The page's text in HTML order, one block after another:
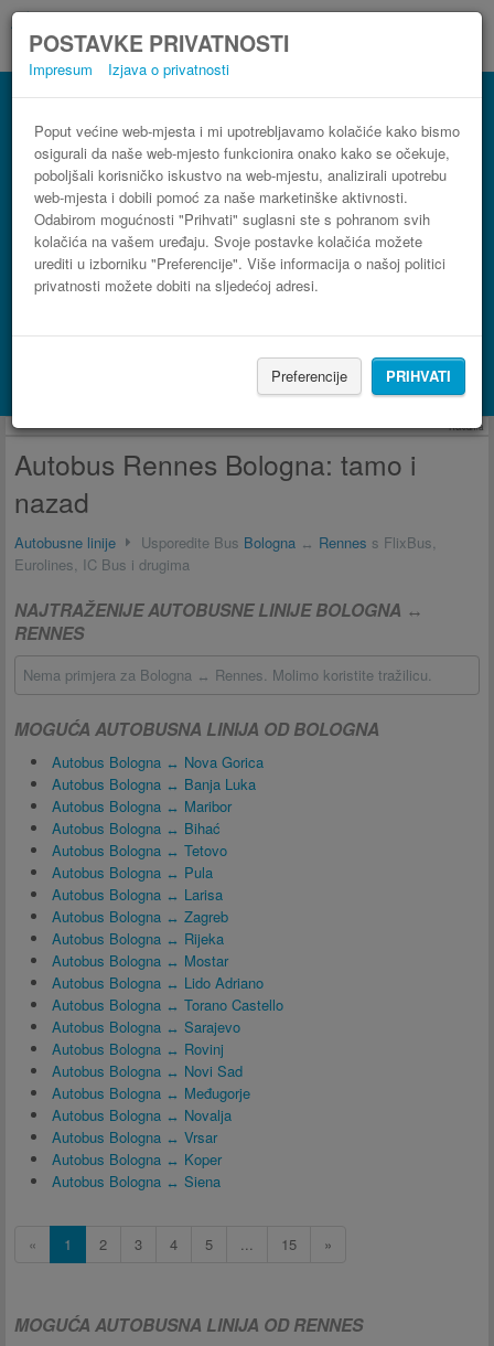
POSTAVKE PRIVATNOSTI
Impresum Izjava o privatnosti
Poput većine web-mjesta i mi upotrebljavamo kolačiće kako bismo
osigurali da naše web-mjesto funkcionira onako kako se očekuje,
poboljšali korisničko iskustvo na web-mjestu, analizirali upotrebu
web-mjesta i dobili pomoć za naše marketinške aktivnosti.
Odabirom mogućnosti "Prihvati" suglasni ste s pohranom svih
kolačića na vašem uređaju. Svoje postavke kolačića možete
urediti u izborniku "Preferencije". Više informacija o našoj politici
privatnosti možete dobiti na sljedećoj adresi.
Preferencije PRIHVATI
Autobus Bologna Rennes
3 koraka do najpovoljnije autobusne karte
Potraži smještaj s Booking.com
Reklama
Autobus Rennes Bologna: tamo i
nazad
Autobusne linije Usporedite Bus Bologna ↔ Rennes s FlixBus,
Eurolines, IC Bus i drugima
NAJTRAŽENIJE AUTOBUSNE LINIJE BOLOGNA ↔
RENNES
Nema primjera za Bologna ↔ Rennes. Molimo koristite tražilicu.
MOGUĆA AUTOBUSNA LINIJA OD BOLOGNA
Autobus Bologna ↔ Nova Gorica
Autobus Bologna ↔ Banja Luka
Autobus Bologna ↔ Maribor
Autobus Bologna ↔ Bihać
Autobus Bologna ↔ Tetovo
Autobus Bologna ↔ Pula
Autobus Bologna ↔ Larisa
Autobus Bologna ↔ Zagreb
Autobus Bologna ↔ Rijeka
Autobus Bologna ↔ Mostar
Autobus Bologna ↔ Lido Adriano
Autobus Bologna ↔ Torano Castello
Autobus Bologna ↔ Sarajevo
Autobus Bologna ↔ Rovinj
Autobus Bologna ↔ Novi Sad
Autobus Bologna ↔ Međugorje
Autobus Bologna ↔ Novalja
Autobus Bologna ↔ Vrsar
Autobus Bologna ↔ Koper
Autobus Bologna ↔ Siena
« 1 2 3 4 5 ... 15 »
MOGUĆA AUTOBUSNA LINIJA OD RENNES